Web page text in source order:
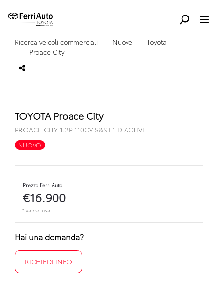
Ricerca veicoli commerciali Nuove
Toyota
Proace City
TOYOTA Proace City
PROACE CITY 1.2P 110CV S&S L1 D ACTIVE
NUOVO
Prezzo Ferri Auto
€16.900
*Iva esclusa
Hai una domanda?
RICHIEDI INFO